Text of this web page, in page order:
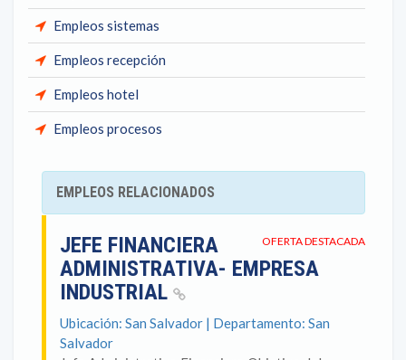
Empleos sistemas
Empleos recepción
Empleos hotel
Empleos procesos
EMPLEOS RELACIONADOS
OFERTA DESTACADA
JEFE FINANCIERA
ADMINISTRATIVA- EMPRESA
INDUSTRIAL
Ubicación: San Salvador | Departamento: San
Salvador